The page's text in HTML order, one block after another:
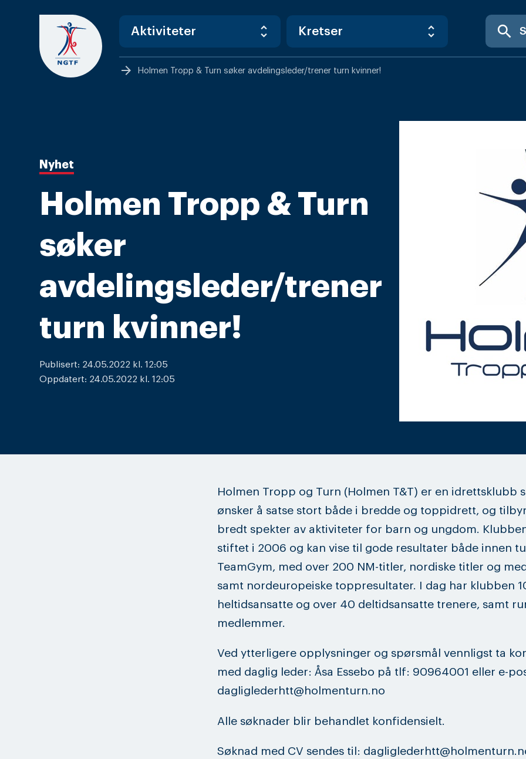
content
search
arrow_forward Holmen Tropp & Turn søker avdelingsleder/trener turn kvinner!
Nyhet
Holmen Tropp & Turn
søker
avdelingsleder/trener
turn kvinner!
Publisert: 24.05.2022 kl. 12:05
Oppdatert: 24.05.2022 kl. 12:05
Holmen Tropp og Turn (Holmen T&T) er en idrettsklubb
ønsker å satse stort både i bredde og toppidrett, og
bredt spekter av aktiviteter for barn og ungdom.
stiftet i 2006 og kan vise til gode resultater både innen
TeamGym, med over 200 NM-titler, nordiske titler og
samt nordeuropeiske toppresultater. I dag har klubben
heltidsansatte og over 40 deltidsansatte trenere, samt
medlemmer.
Ved ytterligere opplysninger og spørsmål vennligst ta
med daglig leder: Åsa Essebo på tlf: 90964001 eller e-
dagliglederhtt@holmenturn.no
Alle søknader blir behandlet konfidensielt.
Søknad med CV sendes til: